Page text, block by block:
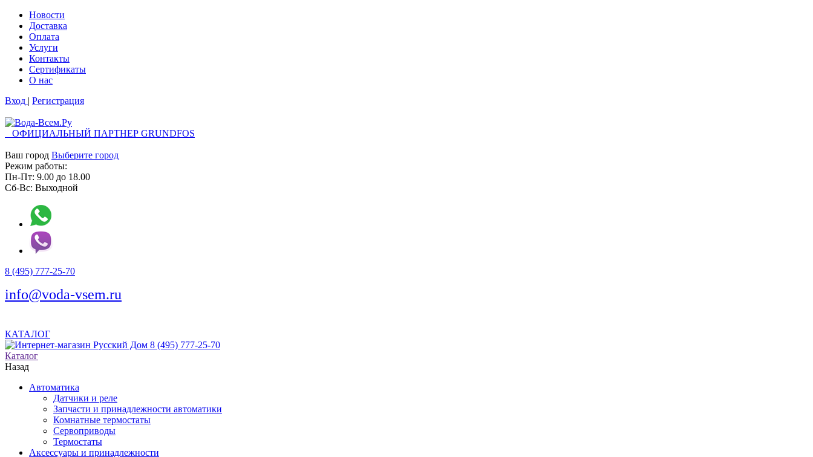
Новости
Доставка
Оплата
Услуги
Контакты
Cертификаты
О нас
Вход | Регистрация
ОФИЦИАЛЬНЫЙ ПАРТНЕР GRUNDFOS
Ваш город Выберите город
Режим работы:
Пн-Пт: 9.00 до 18.00
Сб-Вс: Выходной
8 (495) 777-25-70
info@voda-vsem.ru
КАТАЛОГ
8 (495) 777-25-70
Каталог
Назад
Автоматика
Датчики и реле
Запчасти и принадлежности автоматики
Комнатные термостаты
Сервоприводы
Термостаты
Аксессуары и принадлежности